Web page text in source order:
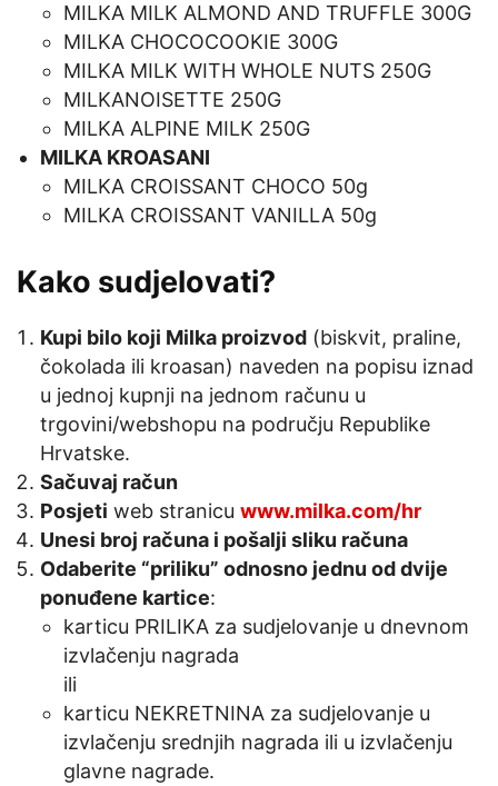
MILKA MILK ALMOND AND TRUFFLE 300G
MILKA CHOCOCOOKIE 300G
MILKA MILK WITH WHOLE NUTS 250G
MILKANOISETTE 250G
MILKA ALPINE MILK 250G
MILKA KROASANI
MILKA CROISSANT CHOCO 50g
MILKA CROISSANT VANILLA 50g
Kako sudjelovati?
Kupi bilo koji Milka proizvod (biskvit, praline,
čokolada ili kroasan) naveden na popisu iznad
u jednoj kupnji na jednom računu u
trgovini/webshopu na području Republike
Hrvatske.
Sačuvaj račun
Posjeti web stranicu www.milka.com/hr
Unesi broj računa i pošalji sliku računa
Odaberite “priliku” odnosno jednu od dvije
ponuđene kartice:
karticu PRILIKA za sudjelovanje u dnevnom
izvlačenju nagrada
ili
karticu NEKRETNINA za sudjelovanje u
izvlačenju srednjih nagrada ili u izvlačenju
glavne nagrade.